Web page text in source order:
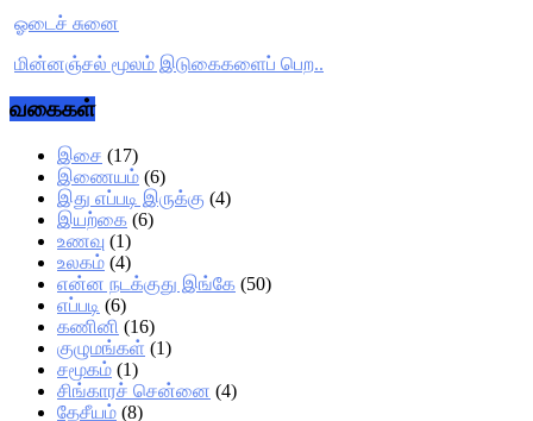
ஓடைச் சுனை
மின்னஞ்சல் மூலம் இடுகைகளைப் பெற..
வகைகள்
இசை (17)
இணையம் (6)
இது எப்படி இருக்கு (4)
இயற்கை (6)
உணவு (1)
உலகம் (4)
என்ன நடக்குது இங்கே (50)
எப்படி (6)
கணினி (16)
குழுமங்கள் (1)
சமூகம் (1)
சிங்காரச் சென்னை (4)
தேசீயம் (8)